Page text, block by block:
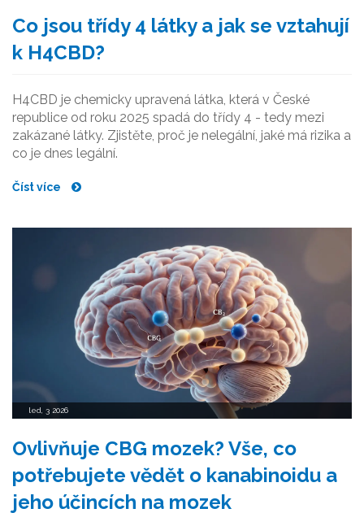
Co jsou třídy 4 látky a jak se vztahují
k H4CBD?
H4CBD je chemicky upravená látka, která v České
republice od roku 2025 spadá do třídy 4 - tedy mezi
zakázané látky. Zjistěte, proč je nelegální, jaké má rizika a
co je dnes legální.
Číst více
led, 3 2026
Ovlivňuje CBG mozek? Vše, co
potřebujete vědět o kanabinoidu a
jeho účincích na mozek